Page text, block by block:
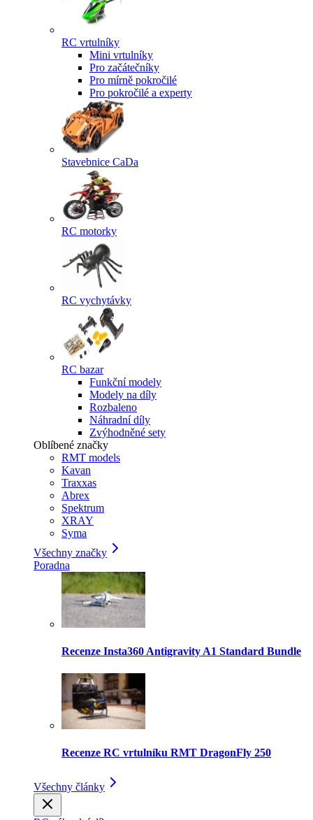
RC vrtulníky
Mini vrtulníky
Pro začátečníky
Pro mírně pokročilé
Pro pokročilé a experty
Stavebnice CaDa
RC motorky
RC vychytávky
RC bazar
Funkční modely
Modely na díly
Rozbaleno
Náhradní díly
Zvýhodněné sety
Oblíbené značky
RMT models
Kavan
Traxxas
Abrex
Spektrum
XRAY
Syma
Všechny značky
Poradna
Recenze Insta360 Antigravity A1 Standard Bundle
Recenze RC vrtulníku RMT DragonFly 250
Všechny články